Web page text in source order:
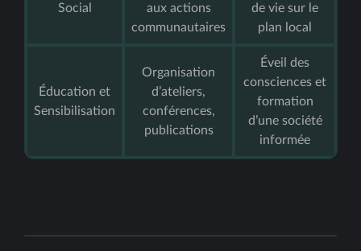
Social
aux actions
communautaires
de vie sur le
plan local
Éducation et
Sensibilisation
Organisation
d’ateliers,
conférences,
publications
Éveil des
consciences et
formation
d’une société
informée